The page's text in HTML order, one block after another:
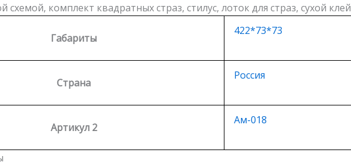
схемой, комплект квадратных страз, стилус, лоток для страз, сухой клей
Габариты
422*73*73
Страна
Россия
Артикул 2
Ам-018